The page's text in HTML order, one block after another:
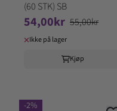
(60 STK) SB
54,00kr 55,00kr
Ikke på lager
Kjøp
-2%